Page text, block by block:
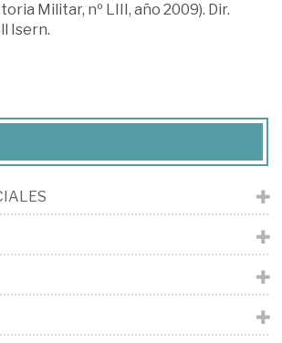
Militar, nº LIII, año 2009). Dir.
Isern.